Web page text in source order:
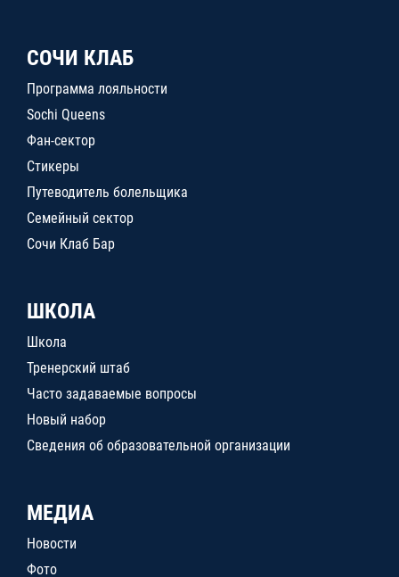
СОЧИ КЛАБ
Программа лояльности
Sochi Queens
Фан-сектор
Стикеры
Путеводитель болельщика
Семейный сектор
Сочи Клаб Бар
ШКОЛА
Школа
Тренерский штаб
Часто задаваемые вопросы
Новый набор
Сведения об образовательной организации
МЕДИА
Новости
Фото